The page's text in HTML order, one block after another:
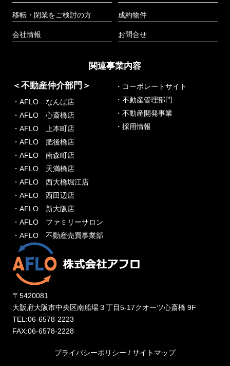
移転・閉業をご検討の方
会社情報
成約物件
お問合せ
関連事業内容
＜不動産仲介部門＞
・AFLO なんば店
・AFLO 心斎橋店
・AFLO 上本町店
・AFLO 肥後橋店
・AFLO 南森町店
・AFLO 天満橋店
・AFLO 西大橋堀江店
・AFLO 西田辺店
・AFLO 新大阪店
・AFLO ファミリーサロン
・AFLO 不動産売買事業部
・コーポレートサイト
・不動産管理部門
・不動産開発事業
・採用情報
〒5420081
大阪府大阪市中央区南船場３丁目5-17クオーツ心斎橋 9F
TEL:06-6578-2223
FAX:06-6578-2228
プライバシーポリシー / サイトマップ